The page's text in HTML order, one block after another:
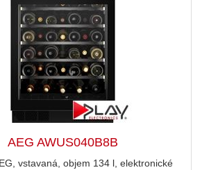
AEG AWUS040B8B
vstavaná, objem 134 l, elektronické